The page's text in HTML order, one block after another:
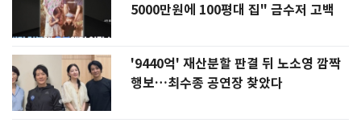
5000만원에 100평대 집" 금수저 고백
'9440억' 재산분할 판결 뒤 노소영 깜짝
행보…최수종 공연장 찾았다